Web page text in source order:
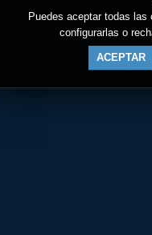
Puedes aceptar todas las
configurarlas o
ACEPTAR